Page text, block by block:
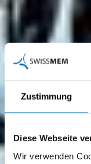
Zustimmung
Diese Webseite
Wir verwenden